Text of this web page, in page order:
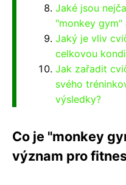
Jaké jsou
"monkey gym"
Jaký je vliv
celkovou
Jak zařadit
svého
výsledky?
Co je "monkey
význam pro